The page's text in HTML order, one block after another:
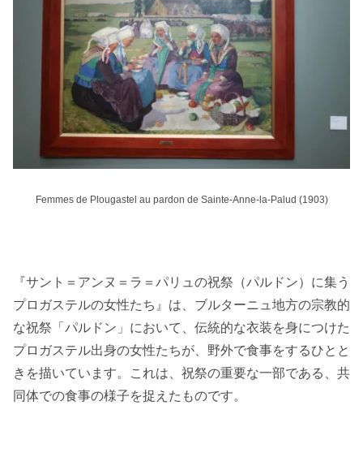
Femmes de Plougastel au pardon de Sainte-Anne-la-Palud (1903)
『サント＝アンヌ＝ラ＝パリュの祝祭（パルドン）に集う
プロガステルの女性たち』は、ブルターニュ地方の宗教的
な祝祭「パルドン」において、伝統的な衣装を身につけた
プロガステル出身の女性たちが、野外で食事をするひとと
きを描いています。これは、祝祭の重要な一部である、共
同体での食事の様子を捉えたものです。